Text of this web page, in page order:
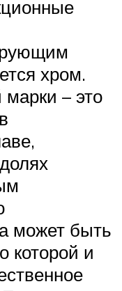
хром.
– это
может быть
которой и